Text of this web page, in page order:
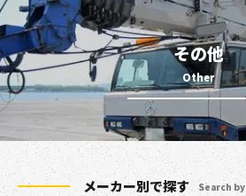
その他
メーカー別で探す Search